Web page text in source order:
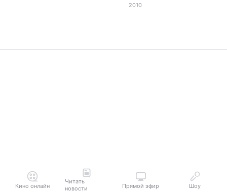
2010
Кино онлайн
Читать
новости
Прямой эфир Шоу